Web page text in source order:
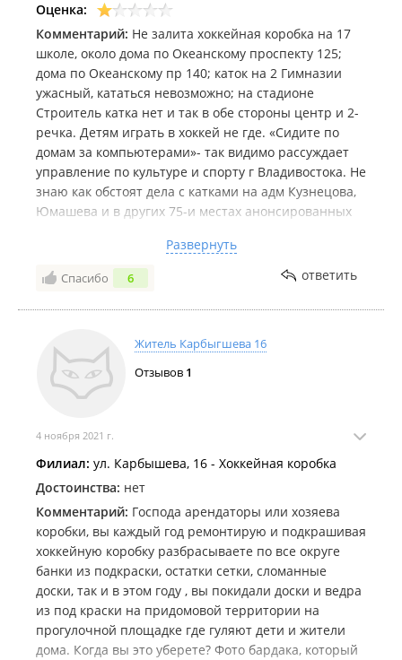
Оценка:
Комментарий: Не залита хоккейная коробка на 17
школе, около дома по Океанскому проспекту 125;
дома по Океанскому пр 140; каток на 2 Гимназии
ужасный, кататься невозможно; на стадионе
Строитель катка нет и так в обе стороны центр и 2-
речка. Детям играть в хоккей не где. «Сидите по
домам за компьютерами»- так видимо рассуждает
управление по культуре и спорту г Владивостока. Не
знаю как обстоят дела с катками на адм Кузнецова,
Юмашева и в других 75-и местах анонсированных
лет ехать далековато на каток в парк им Лазо,
например. В шаговой доступности или хотя на
транспорте до 5 остановок ничего нет!!!!
Развернуть
Спасибо 6 ответить
Житель Карбыгшева 16
Отзывов 1
4 ноября 2021 г.
Филиал: ул. Карбышева, 16 - Хоккейная коробка
Достоинства: нет
Комментарий: Господа арендаторы или хозяева
коробки, вы каждый год ремонтирую и подкрашивая
хоккейную коробку разбрасываете по все округе
банки из подкраски, остатки сетки, сломанные
доски, так и в этом году , вы покидали доски и ведра
из под краски на придомовой территории на
прогулочной площадке где гуляют дети и жители
дома. Когда вы это уберете? Фото бардака, который